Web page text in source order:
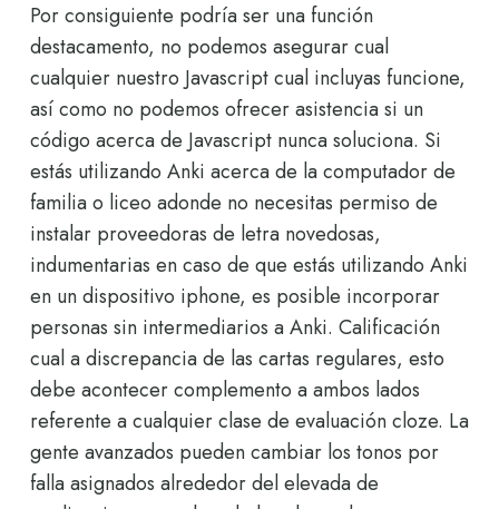
Por consiguiente podría ser una función
destacamento, no podemos asegurar cual
cualquier nuestro Javascript cual incluyas funcione,
así­ como no podemos ofrecer asistencia si un
código acerca de Javascript nunca soluciona. Si
estás utilizando Anki acerca de la computador de
familia o liceo adonde no necesitas permiso de
instalar proveedoras de letra novedosas,
indumentarias en caso de que estás utilizando Anki
en un dispositivo iphone, es posible incorporar
personas sin intermediarios a Anki. Calificación
cual a discrepancia de las cartas regulares, esto
debe acontecer complemento a ambos lados
referente a cualquier clase de evaluación cloze. La
gente avanzados pueden cambiar los tonos por
falla asignados alrededor del elevada de